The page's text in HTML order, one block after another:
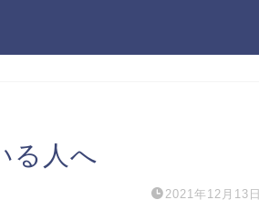
る人へ
2021年12月13日